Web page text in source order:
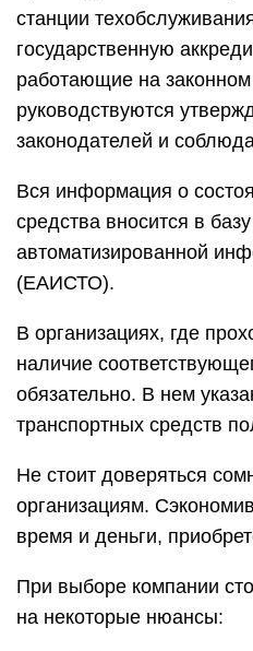
станции
государственную
работающие на
руководствуются
законодателей и
Вся информация о
средства вносится в
автоматизированной
(ЕАИСТО).
В организациях, где
наличие
обязательно. В нем
транспортных средств
Не стоит доверяться
организациям.
время и деньги,
При выборе компании
на некоторые нюансы: